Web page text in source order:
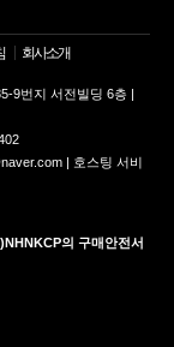
회사소개
9번지 서전빌딩 6층 |
| 호스팅 서비
의 구매안전서